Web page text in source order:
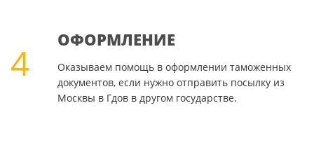
4
ОФОРМЛЕНИЕ
Оказываем помощь в оформлении таможенных
документов, если нужно отправить посылку из
Москвы в Гдов в другом государстве.